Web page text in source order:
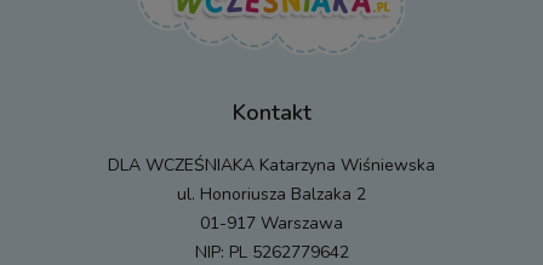
Kontakt
DLA WCZEŚNIAKA Katarzyna Wiśniewska
ul. Honoriusza Balzaka 2
01-917 Warszawa
NIP: PL 5262779642